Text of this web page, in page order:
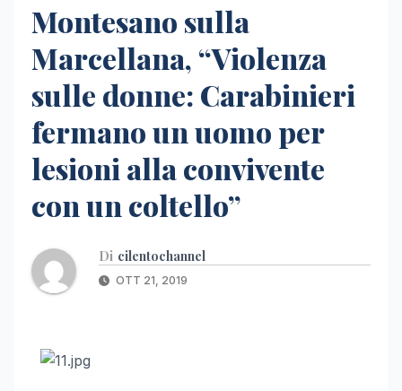
Montesano sulla
Marcellana, “Violenza
sulle donne: Carabinieri
fermano un uomo per
lesioni alla convivente
con un coltello”
Di cilentochannel
OTT 21, 2019